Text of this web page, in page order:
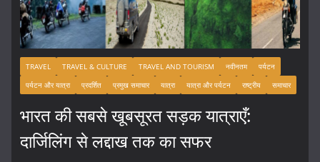
TRAVEL TRAVEL & CULTURE TRAVEL AND TOURISM नवीनतम
पर्यटन
पर्यटन और यात्रा
प्रदर्शित प्रमुख समाचार यात्रा यात्रा और पर्यटन राष्ट्रीय समाचार
भारत की सबसे खूबसूरत सड़क यात्राएँ:
दार्जिलिंग से लद्दाख तक का सफर